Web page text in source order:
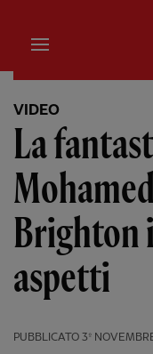
VIDEO
La
Brighton
aspetti
PUBBLICATO 3º